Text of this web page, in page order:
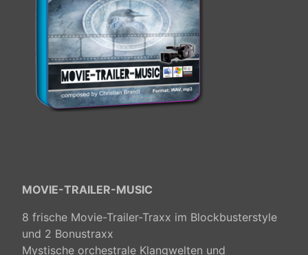
MOVIE-TRAILER-MUSIC
8 frische Movie-Trailer-Traxx im Blockbusterstyle
und 2 Bonustraxx
Mystische orchestrale Klangwelten und